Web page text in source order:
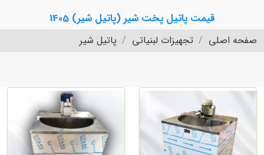
قیمت پاتیل پخت شیر (پاتیل شیر) 1405
صفحه اصلی تجهیزات لبنیاتی پاتیل شیر